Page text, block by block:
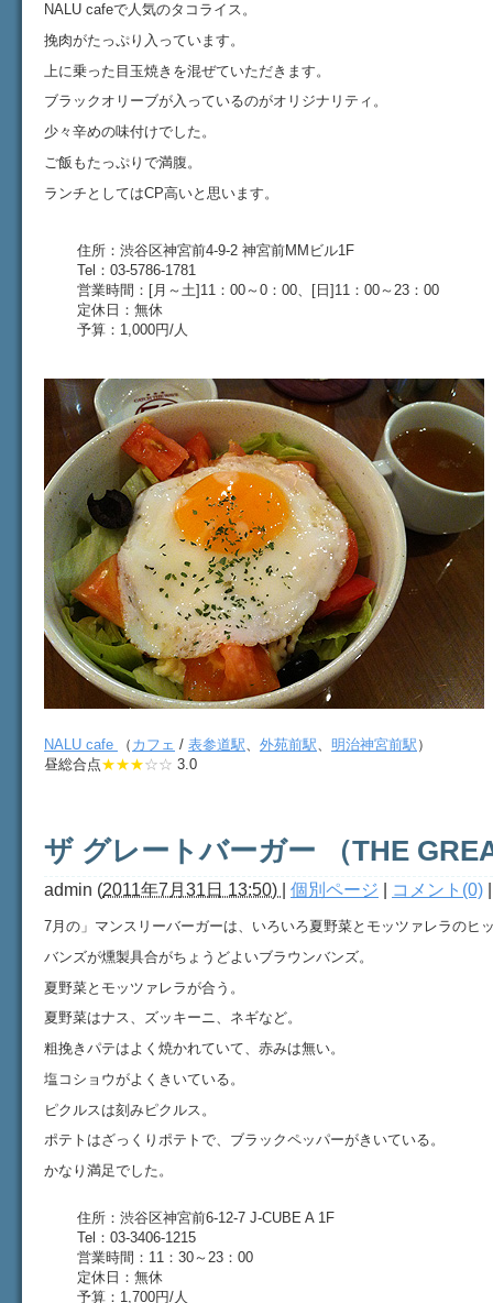
NALU cafeで人気のタコライス。
挽肉がたっぷり入っています。
上に乗った目玉焼きを混ぜていただきます。
ブラックオリーブが入っているのがオリジナリティ。
少々辛めの味付けでした。
ご飯もたっぷりで満腹。
ランチとしてはCP高いと思います。
住所：渋谷区神宮前4-9-2 神宮前MMビル1F
Tel：03-5786-1781
営業時間：[月～土]11：00～0：00、[日]11：00～23：00
定休日：無休
予算：1,000円/人
NALU cafe （ カフェ / 表参道駅、 外苑前駅、 明治神宮前駅 ）
昼総合点★★★☆☆ 3.0
ザ グレートバーガー （THE
admin (2011年7月31日 13:50) 個別ページ コメント(0)
7月の」マンスリーバーガーは、いろいろ夏野菜とモッツァレラのヒ
バンズが燻製具合がちょうどよいブラウンバンズ。
夏野菜とモッツァレラが合う。
夏野菜はナス、ズッキーニ、ネギなど。
粗挽きパテはよく焼かれていて、赤みは無い。
塩コショウがよくきいている。
ピクルスは刻みピクルス。
ポテトはざっくりポテトで、ブラックペッパーがきいている。
かなり満足でした。
住所：渋谷区神宮前6-12-7 J-CUBE A 1F
Tel：03-3406-1215
営業時間：11：30～23：00
定休日：無休
予算：1,700円/人